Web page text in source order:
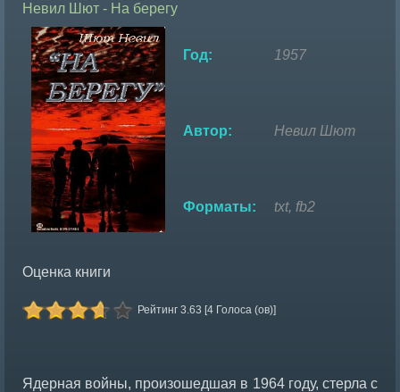
Невил Шют - На берегу
Год: 1957
Автор: Невил Шют
Форматы: txt, fb2
Оценка книги
Рейтинг 3.63 [4 Голоса (ов)]
Ядерная войны, произошедшая в 1964 году, стерла с